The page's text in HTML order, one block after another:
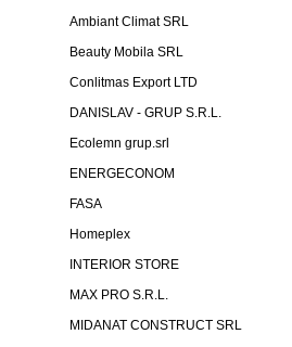
Ambiant Climat SRL
Beauty Mobila SRL
Conlitmas Export LTD
DANISLAV - GRUP S.R.L.
Ecolemn grup.srl
ENERGECONOM
FASA
Homeplex
INTERIOR STORE
MAX PRO S.R.L.
MIDANAT CONSTRUCT SRL